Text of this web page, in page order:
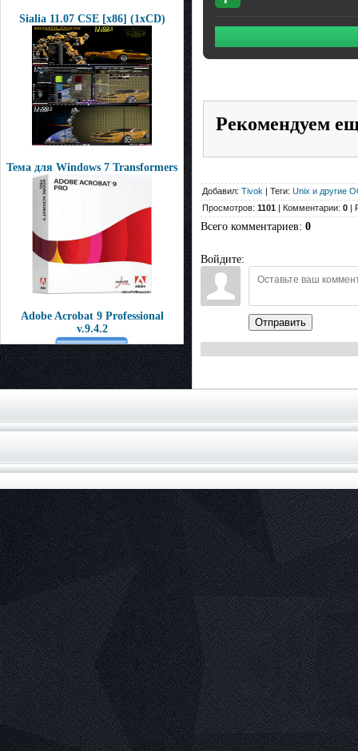
Sialia 11.07 CSE [x86] (1xCD)
Тема для Windows 7 Transformers
Adobe Acrobat 9 Professional
v.9.4.2
Рекомендуем
Добавил: Tivok | Теги: Unix и другие
Просмотров: 1101 | Комментарии: 0 |
Всего комментариев: 0
Войдите:
Отправить